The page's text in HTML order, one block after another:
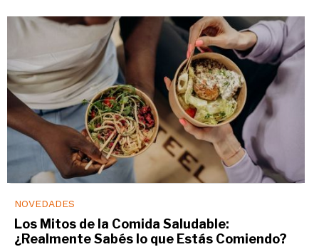
NOVEDADES
Los Mitos de la Comida Saludable:
¿Realmente Sabés lo que Estás Comiendo?